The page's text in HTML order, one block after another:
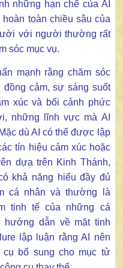
những hạn chế của AI
toàn chiều sâu của
với người thường rất
sóc mục vụ.
mạnh rằng chăm sóc
cảm, sự sáng suốt
xúc và bối cảnh phức
những lĩnh vực mà AI
dù AI có thể được lập
tín hiệu cảm xúc hoặc
dựa trên Kinh Thánh,
khả năng hiểu đầy đủ
cá nhân và thường là
tinh tế của những cá
hướng dẫn về mặt tinh
lập luận rằng AI nên
bổ sung cho mục tử